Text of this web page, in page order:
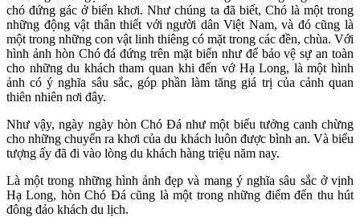
chó đứng gác ở biển khơi. Như chúng ta đã biết, Chó là một trong
những động vật thân thiết với người dân Việt Nam, và đó cũng là
một trong những con vật linh thiêng có mặt trong các đền, chùa. Với
hình ảnh hòn Chó đá đứng trên mặt biển như để bảo vệ sự an toàn
cho những du khách tham quan khi đến vớ Hạ Long, là một hình
ảnh có ý nghĩa sâu sắc, góp phần làm tăng giá trị của cảnh quan
thiên nhiên nơi đây.
Như vậy, ngày ngày hòn Chó Đá như một biểu tưởng canh chừng
cho những chuyến ra khơi của du khách luôn được bình an. Và biểu
tượng ấy đã đi vào lòng du khách hàng triệu năm nay.
Là một trong những hình ảnh đẹp và mang ý nghĩa sâu sắc ở vịnh
Hạ Long, hòn Chó Đá cũng là một trong những điểm đến thu hút
đông đảo khách du lịch.